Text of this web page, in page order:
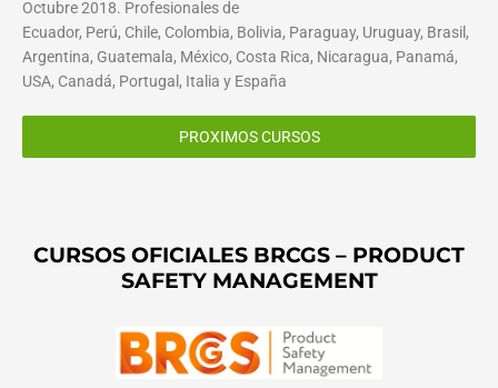
Octubre 2018. Profesionales de
Ecuador, Perú, Chile, Colombia, Bolivia, Paraguay, Uruguay, Brasil,
Argentina, Guatemala, México, Costa Rica, Nicaragua, Panamá,
USA, Canadá, Portugal, Italia y España
PROXIMOS CURSOS
CURSOS OFICIALES BRCGS – PRODUCT
SAFETY MANAGEMENT